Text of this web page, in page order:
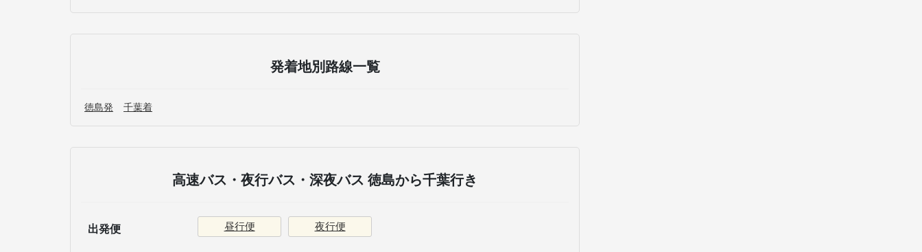
発着地別路線一覧
徳島発 千葉着
高速バス・夜行バス・深夜バス 徳島から千葉行き
出発便 昼行便 夜行便